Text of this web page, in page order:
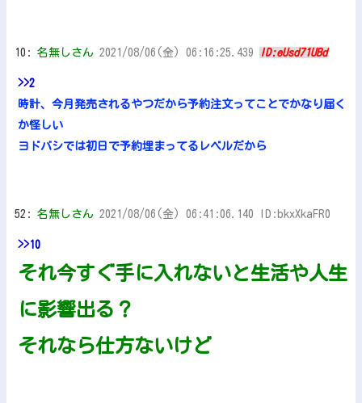
10: 名無しさん 2021/08/06(金) 06:16:25.439 ID:eUsd71UBd
>>2
時計、今月発売されるやつだから予約注文ってことでかなり届く
か怪しい
ヨドバシでは初日で予約埋まってるレベルだから
52: 名無しさん 2021/08/06(金) 06:41:06.140 ID:bkxXkaFR0
>>10
それ今すぐ手に入れないと生活や人生
に影響出る？
それなら仕方ないけど